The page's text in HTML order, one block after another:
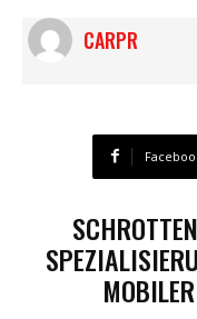
CARPR